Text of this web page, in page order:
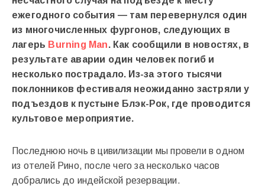
ежегодного события — там перевернулся один
из многочисленных фургонов, следующих в
лагерь Burning Man. Как сообщили в новостях, в
результате аварии один человек погиб и
несколько пострадало. Из-за этого тысячи
поклонников фестиваля неожиданно застряли у
подъездов к пустыне Блэк-Рок, где проводится
культовое мероприятие.
Последнюю ночь в цивилизации мы провели в одном
из отелей Рино, после чего за несколько часов
добрались до индейской резервации.